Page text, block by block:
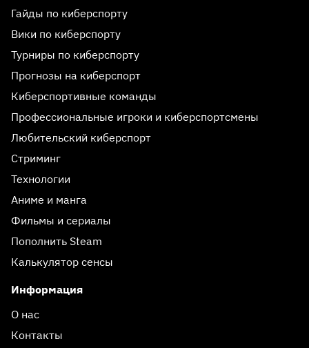
Гайды по киберспорту
Вики по киберспорту
Турниры по киберспорту
Прогнозы на киберспорт
Киберспортивные команды
Профессиональные игроки и киберспортсмены
Любительский киберспорт
Стриминг
Технологии
Аниме и манга
Фильмы и сериалы
Пополнить Steam
Калькулятор сенсы
Информация
О нас
Контакты